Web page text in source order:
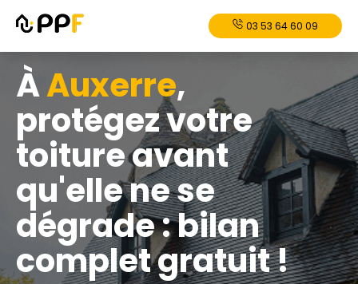
03 53 64 60 09
ÀAuxerre,
protégez votre
toiture avant
qu'elle ne se
dégrade : bilan
complet gratuit !